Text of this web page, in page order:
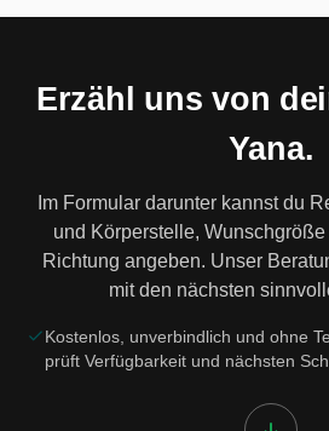
Erzähl uns von
Yana.
Im Formular darunter kannst du
und Körperstelle,
Richtung angeben. Unser
mit den nächsten
Kostenlos, unverbindlich und ohne
prüft Verfügbarkeit und nächsten